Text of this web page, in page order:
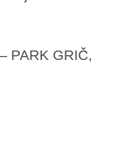
PARK GRIČ,